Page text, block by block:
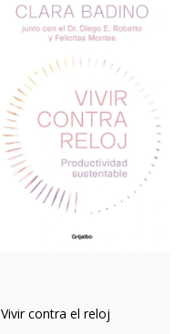
Vivir contra el reloj